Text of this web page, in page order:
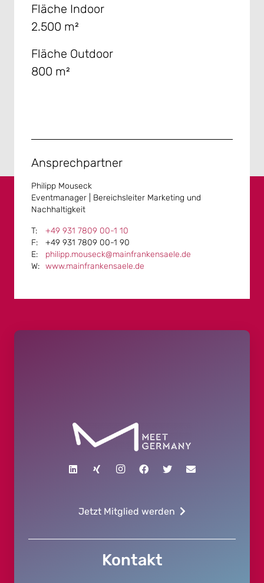
Fläche Indoor
2.500 m²
Fläche Outdoor
800 m²
Ansprechpartner
Philipp Mouseck
Eventmanager | Bereichsleiter Marketing und
Nachhaltigkeit
+49 931 7809 00-1 10
+49 931 7809 00-1 90
philipp.mouseck@mainfrankensaele.de
www.mainfrankensaele.de
Jetzt Mitglied werden
Kontakt